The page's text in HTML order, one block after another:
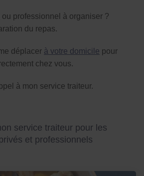
ou professionnel à organiser ?
du repas.
déplacer à votre domicile pour
chez vous.
à mon service traiteur.
service traiteur pour les
et professionnels